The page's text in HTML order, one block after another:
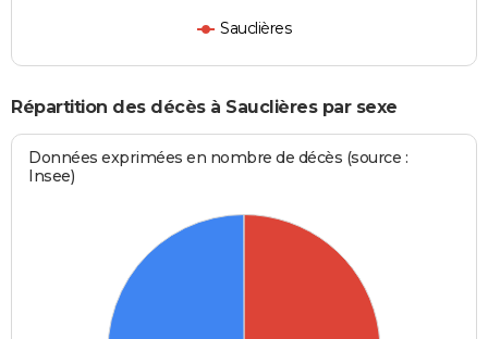
Sauclières
Répartition des décès à Sauclières par sexe
Données exprimées en nombre de décès (source :
Insee)